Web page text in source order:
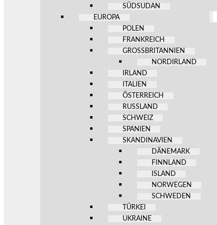
SÜDSUDAN
EUROPA
POLEN
FRANKREICH
GROSSBRITANNIEN
NORDIRLAND
IRLAND
ITALIEN
ÖSTERREICH
RUSSLAND
SCHWEIZ
SPANIEN
SKANDINAVIEN
DÄNEMARK
FINNLAND
ISLAND
NORWEGEN
SCHWEDEN
TÜRKEI
UKRAINE